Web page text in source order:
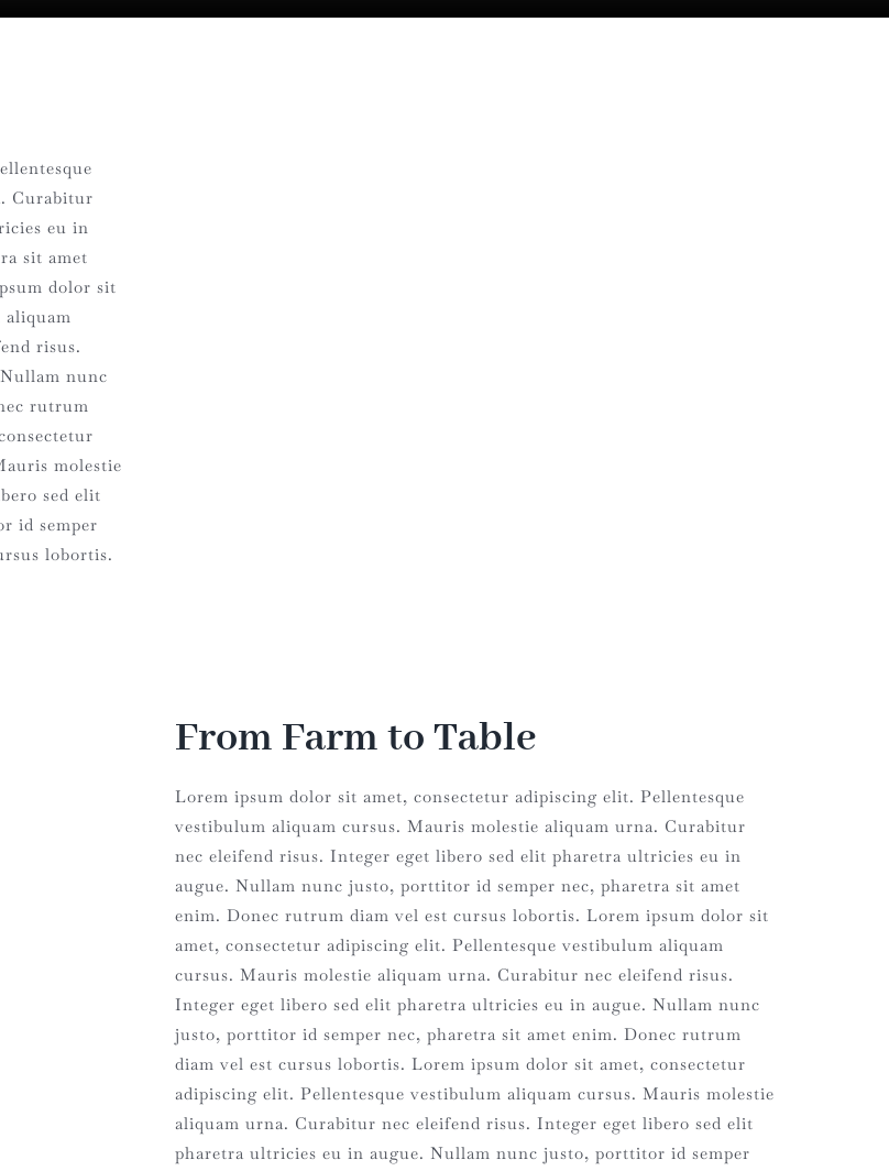
Curabitur
eu in
sit amet
dolor sit
aliquam
risus.
nunc
rutrum
molestie
sed elit
id semper
lobortis.
From Farm to Table
Lorem ipsum dolor sit amet, consectetur adipiscing elit. Pellentesque
vestibulum aliquam cursus. Mauris molestie aliquam urna. Curabitur
nec eleifend risus. Integer eget libero sed elit pharetra ultricies eu in
augue. Nullam nunc justo, porttitor id semper nec, pharetra sit amet
enim. Donec rutrum diam vel est cursus lobortis. Lorem ipsum dolor sit
amet, consectetur adipiscing elit. Pellentesque vestibulum aliquam
cursus. Mauris molestie aliquam urna. Curabitur nec eleifend risus.
Integer eget libero sed elit pharetra ultricies eu in augue. Nullam nunc
justo, porttitor id semper nec, pharetra sit amet enim. Donec rutrum
diam vel est cursus lobortis. Lorem ipsum dolor sit amet, consectetur
adipiscing elit. Pellentesque vestibulum aliquam cursus. Mauris molestie
aliquam urna. Curabitur nec eleifend risus. Integer eget libero sed elit
pharetra ultricies eu in augue. Nullam nunc justo, porttitor id semper